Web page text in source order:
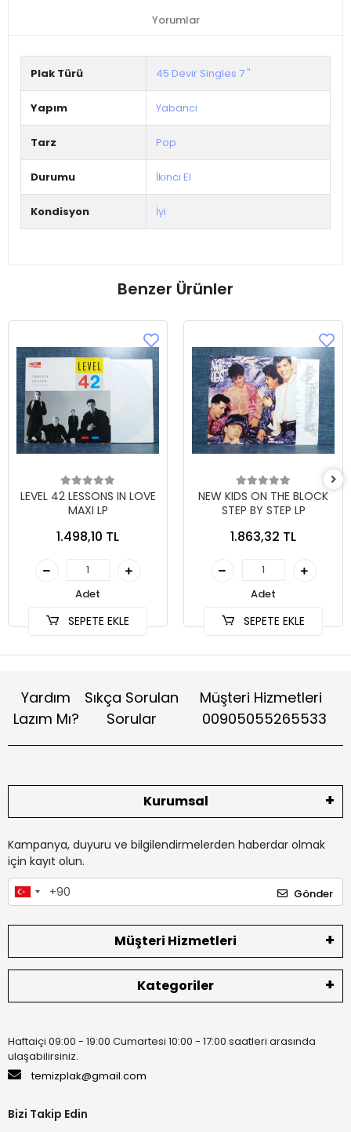
Yorumlar
Plak Türü 45 Devir Singles 7 "
Yapım Yabancı
Tarz Pop
Durumu İkinci El
Kondisyon İyi
Benzer Ürünler
LEVEL 42 LESSONS IN LOVE
MAXI LP
1.498,10 TL
Adet
SEPETE EKLE
NEW KIDS ON THE BLOCK
STEP BY STEP LP
1.863,32 TL
Adet
SEPETE EKLE
Yardım
Lazım Mı?
Sıkça Sorulan
Sorular
Müşteri Hizmetleri
00905055265533
Kurumsal
Kampanya, duyuru ve bilgilendirmelerden haberdar olmak
için kayıt olun.
Gönder
Müşteri Hizmetleri
Kategoriler
Haftaiçi 09:00 - 19:00 Cumartesi 10:00 - 17:00 saatleri arasında
ulaşabilirsiniz.
temizplak@gmail.com
Bizi Takip Edin